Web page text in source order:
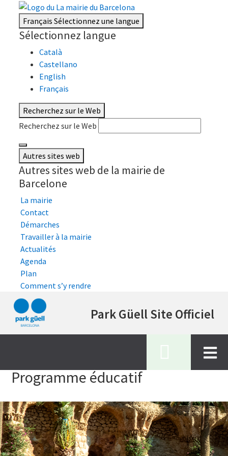
FrançaisSélectionnez une langue
Sélectionnez langue
Català
Castellano
English
Français
Recherchez sur le Web
Recherchez sur le Web
Autres sites web
Autres sites web de la mairie de
Barcelone
La mairie
Contact
Démarches
Travailler à la mairie
Actualités
Agenda
Plan
Comment s’y rendre
au
principal
Park Güell Site Officiel
Programme éducatif